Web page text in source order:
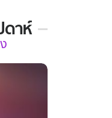
ดาห์